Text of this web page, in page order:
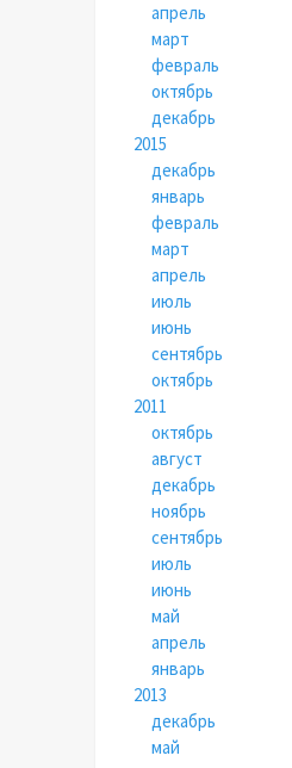
апрель
март
февраль
октябрь
декабрь
2015
декабрь
январь
февраль
март
апрель
июль
июнь
сентябрь
октябрь
2011
октябрь
август
декабрь
ноябрь
сентябрь
июль
июнь
май
апрель
январь
2013
декабрь
май